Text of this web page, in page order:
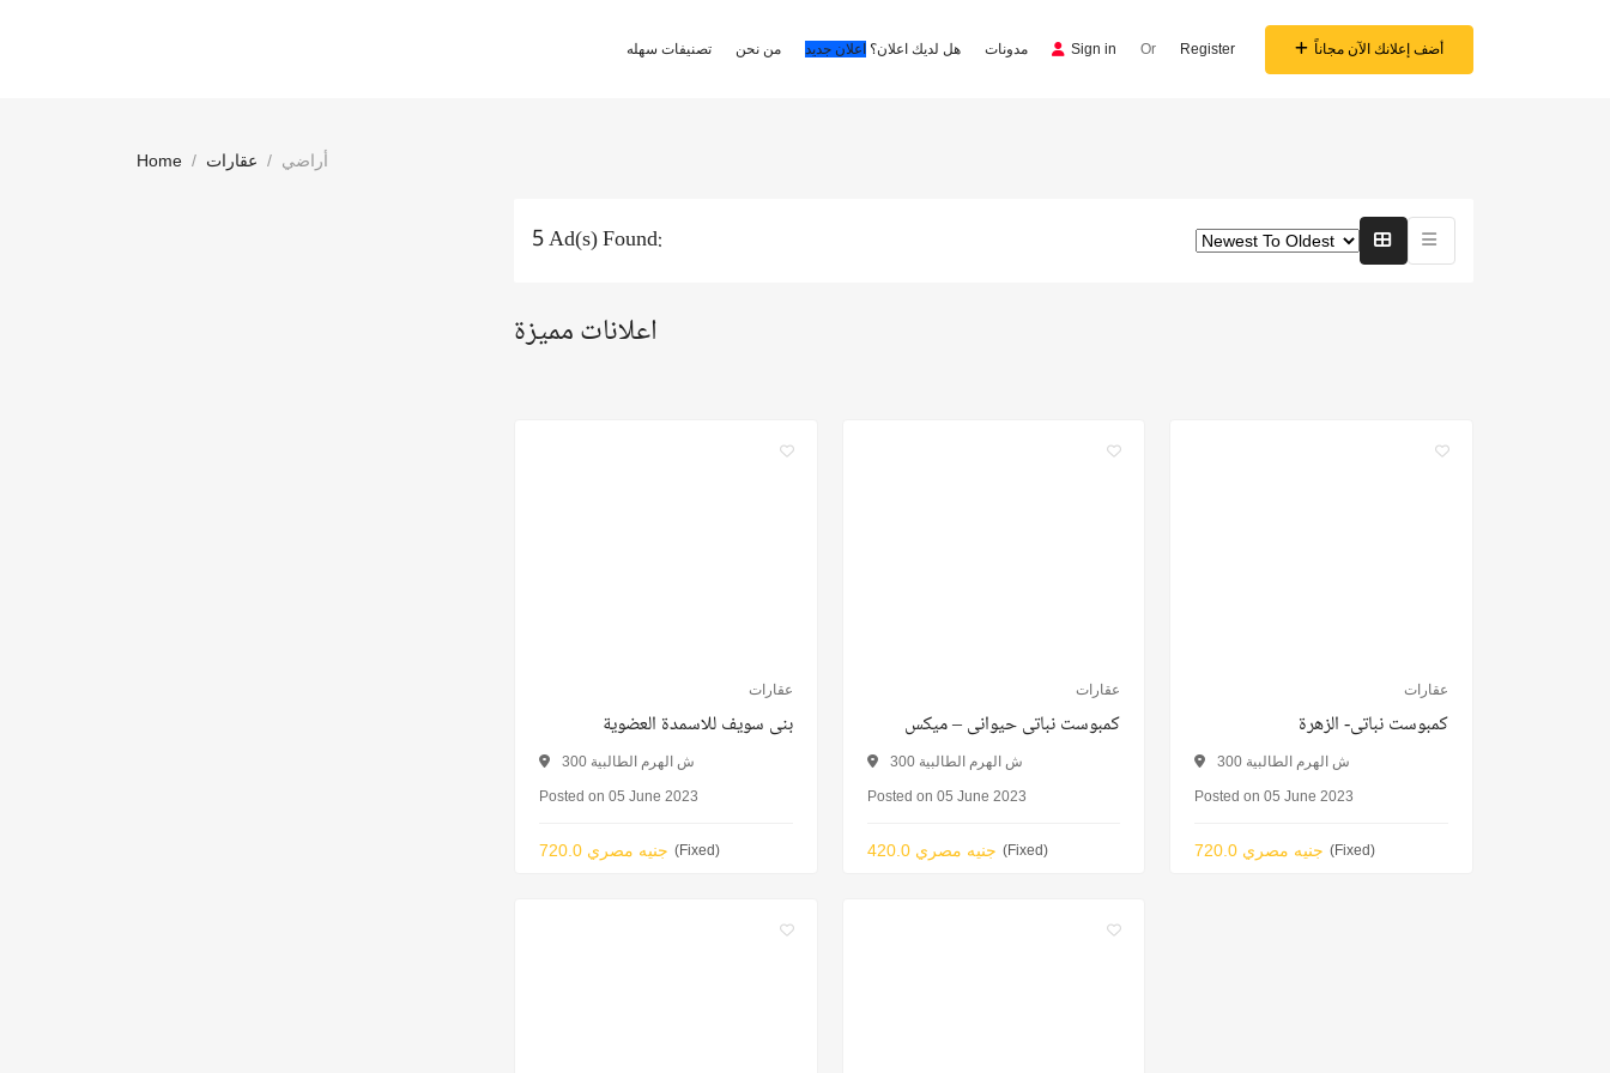
تصنيفات سهله من نحن هل لديك اعلان؟ اعلان جديد مدونات Sign in Or Register أضف إعلانك الآن مجاناً
Home عقارات أراضي
5 Ad(s) Found:
اعلانات مميزة
عقارات
بنى سويف للاسمدة العضوية
300 ش الهرم الطالبية
Posted on 05 June 2023
720.0 جنيه مصري (Fixed)
عقارات
كمبوست نباتى حيوانى – ميكس
300 ش الهرم الطالبية
Posted on 05 June 2023
420.0 جنيه مصري (Fixed)
عقارات
كمبوست نباتى- الزهرة
300 ش الهرم الطالبية
Posted on 05 June 2023
720.0 جنيه مصري (Fixed)